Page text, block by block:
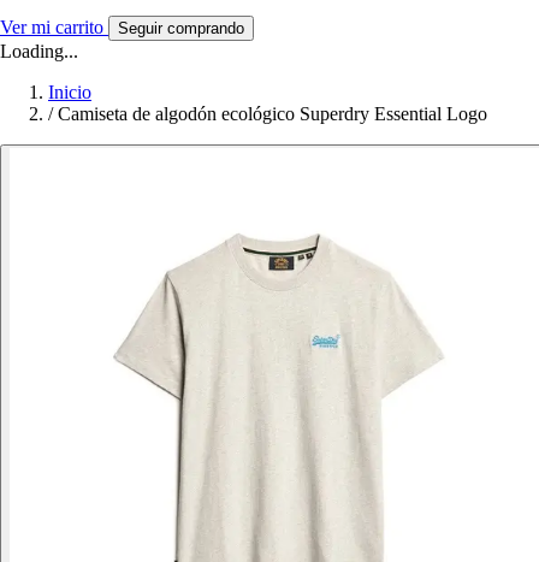
Ver mi carrito Seguir comprando
Loading...
Inicio
/ Camiseta de algodón ecológico Superdry Essential Logo